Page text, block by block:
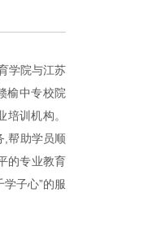
学院与江苏
榆中专校院
训机构。
,帮助学员顺
的专业教育
子心”的服